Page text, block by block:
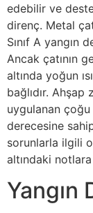
edebilir ve
direnç. Metal
Sınıf A yangın
Ancak çatının
altında yoğun
bağlıdır.
uygulanan çoğu
derecesine
sorunlarla ilgili
altındaki notlara
Yangın